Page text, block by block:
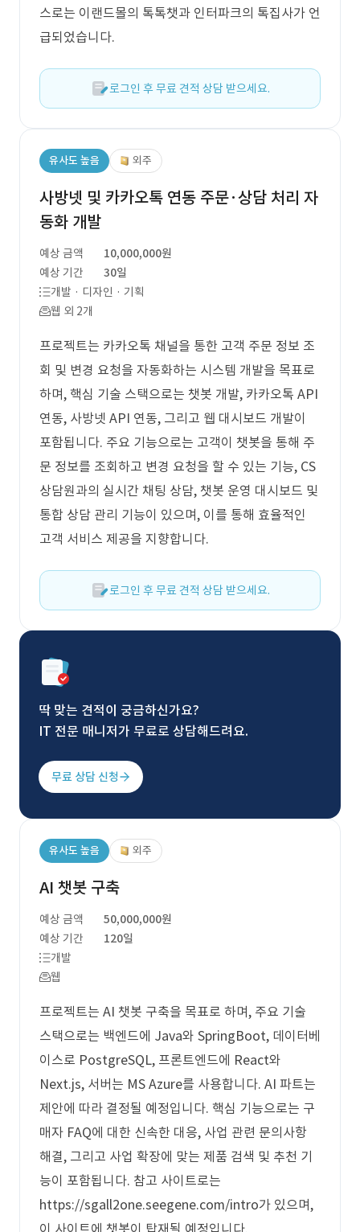
스로는 이랜드몰의 톡톡챗과 인터파크의 톡집사가 언
급되었습니다.
로그인 후 무료 견적 상담 받으세요.
유사도 높음 외주
사방넷 및 카카오톡 연동 주문·상담 처리 자
동화 개발
예상 금액
10,000,000원
예상 기간
30일
개발 · 디자인 · 기획
웹 외 2개
프로젝트는 카카오톡 채널을 통한 고객 주문 정보 조
회 및 변경 요청을 자동화하는 시스템 개발을 목표로
하며, 핵심 기술 스택으로는 챗봇 개발, 카카오톡 API
연동, 사방넷 API 연동, 그리고 웹 대시보드 개발이
포함됩니다. 주요 기능으로는 고객이 챗봇을 통해 주
문 정보를 조회하고 변경 요청을 할 수 있는 기능, CS
상담원과의 실시간 채팅 상담, 챗봇 운영 대시보드 및
통합 상담 관리 기능이 있으며, 이를 통해 효율적인
고객 서비스 제공을 지향합니다.
로그인 후 무료 견적 상담 받으세요.
딱 맞는 견적이 궁금하신가요?
IT 전문 매니저가 무료로 상담해드려요.
무료 상담 신청
유사도 높음 외주
AI 챗봇 구축
예상 금액
50,000,000원
예상 기간
120일
개발
웹
프로젝트는 AI 챗봇 구축을 목표로 하며, 주요 기술
스택으로는 백엔드에 Java와 SpringBoot, 데이터베
이스로 PostgreSQL, 프론트엔드에 React와
Next.js, 서버는 MS Azure를 사용합니다. AI 파트는
제안에 따라 결정될 예정입니다. 핵심 기능으로는 구
매자 FAQ에 대한 신속한 대응, 사업 관련 문의사항
해결, 그리고 사업 확장에 맞는 제품 검색 및 추천 기
능이 포함됩니다. 참고 사이트로는
https://sgall2one.seegene.com/intro가 있으며,
이 사이트에 챗봇이 탑재될 예정입니다.